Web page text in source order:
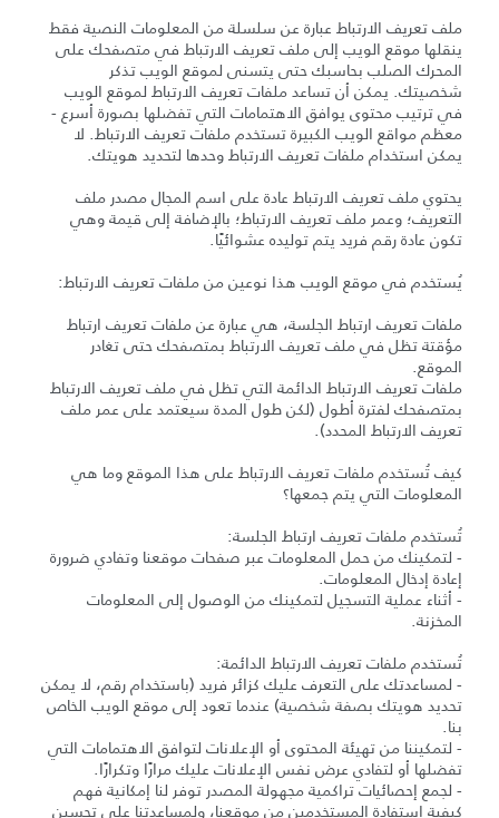
ملف تعريف الارتباط عبارة عن سلسلة من المعلومات النصية فقط
ينقلها موقع الويب إلى ملف تعريف الارتباط في متصفحك على
المحرك الصلب بحاسبك حتى يتسنى لموقع الويب تذكر
شخصيتك. يمكن أن تساعد ملفات تعريف الارتباط لموقع الويب
في ترتيب محتوى يوافق الاهتمامات التي تفضلها بصورة أسرع -
معظم مواقع الويب الكبيرة تستخدم ملفات تعريف الارتباط. لا
يمكن استخدام ملفات تعريف الارتباط وحدها لتحديد هويتك.
يحتوي ملف تعريف الارتباط عادة على اسم المجال مصدر ملف
التعريف؛ وعمر ملف تعريف الارتباط؛ بالإضافة إلى قيمة وهي
تكون عادة رقم فريد يتم توليده عشوائيًا.
يُستخدم في موقع الويب هذا نوعين من ملفات تعريف الارتباط:
ملفات تعريف ارتباط الجلسة، هي عبارة عن ملفات تعريف ارتباط
مؤقتة تظل في ملف تعريف الارتباط بمتصفحك حتى تغادر
الموقع.
ملفات تعريف الارتباط الدائمة التي تظل في ملف تعريف الارتباط
بمتصفحك لفترة أطول (لكن طول المدة سيعتمد على عمر ملف
تعريف الارتباط المحدد).
كيف تُستخدم ملفات تعريف الارتباط على هذا الموقع وما هي
المعلومات التي يتم جمعها؟
تُستخدم ملفات تعريف ارتباط الجلسة:
- لتمكينك من حمل المعلومات عبر صفحات موقعنا وتفادي ضرورة
إعادة إدخال المعلومات.
- أثناء عملية التسجيل لتمكينك من الوصول إلى المعلومات
المخزنة.
تُستخدم ملفات تعريف الارتباط الدائمة:
- لمساعدتك على التعرف عليك كزائر فريد (باستخدام رقم، لا يمكن
تحديد هويتك بصفة شخصية) عندما تعود إلى موقع الويب الخاص
بنا.
- لتمكيننا من تهيئة المحتوى أو الإعلانات لتوافق الاهتمامات التي
تفضلها أو لتفادي عرض نفس الإعلانات عليك مرارًا وتكرارًا.
- لجمع إحصائيات تراكمية مجهولة المصدر توفر لنا إمكانية فهم
كيفية استفادة المستخدمين من موقعنا، ولمساعدتنا على تحسين